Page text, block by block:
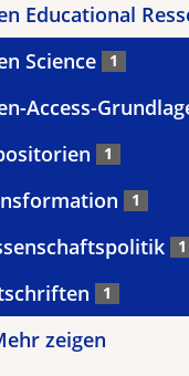
Educational
Science 1
Access-
1
1
1
1
zeigen